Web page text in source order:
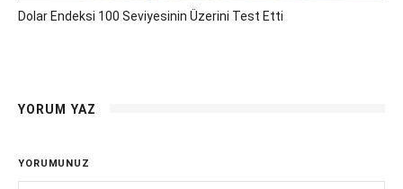
Dolar Endeksi 100 Seviyesinin Üzerini Test Etti
YORUM YAZ
YORUMUNUZ